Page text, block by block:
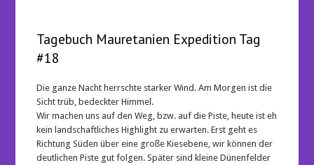
Tagebuch Mauretanien Expedition Tag
#18
Die ganze Nacht herrschte starker Wind. Am Morgen ist die
Sicht trüb, bedeckter Himmel.
Wir machen uns auf den Weg, bzw. auf die Piste, heute ist eh
kein landschaftliches Highlight zu erwarten. Erst geht es
Richtung Süden über eine große Kiesebene, wir können der
deutlichen Piste gut folgen. Später sind kleine Dünenfelder